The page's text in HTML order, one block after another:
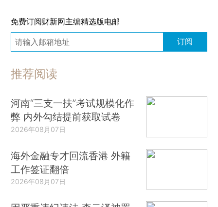
免费订阅财新网主编精选版电邮
订阅
推荐阅读
河南“三支一扶”考试规模化作
弊 内外勾结提前获取试卷
2026年08月07日
海外金融专才回流香港 外籍
工作签证翻倍
2026年08月07日